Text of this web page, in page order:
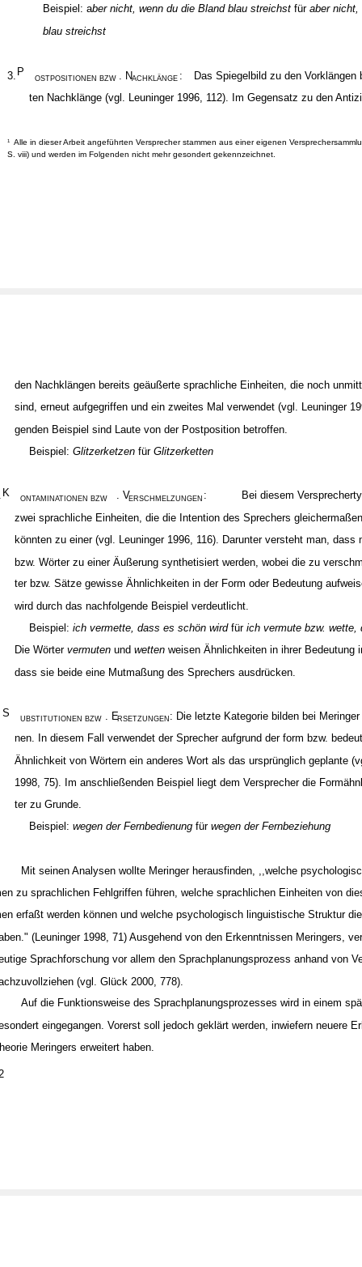
Beispiel: aber nicht, wenn du die Bland blau streichstfüraber nicht,
blau streichst
3. P
OSTPOSITIONEN BZW . NACHKLÄNGE :
Das Spiegelbild zu den Vorklängen
ten Nachklänge (vgl. Leuninger 1996, 112). Im Gegensatz zu den
1
Alle in dieser Arbeit angeführten Versprecher stammen aus einer eigenen
S. viii) und werden im Folgenden nicht mehr gesondert gekennzeichnet.
den Nachklängen bereits geäußerte sprachliche Einheiten, die noch
sind, erneut aufgegriffen und ein zweites Mal verwendet (vgl. Leuninger
genden Beispiel sind Laute von der Postposition betroffen.
Beispiel: Glitzerketzen für Glitzerketten
K
ONTAMINATIONEN BZW . VERSCHMELZUNGEN :
Bei diesem
zwei sprachliche Einheiten, die die Intention des Sprechers
könnten zu einer (vgl. Leuninger 1996, 116). Darunter versteht man, dass
bzw. Wörter zu einer Äußerung synthetisiert werden, wobei die zu
ter bzw. Sätze gewisse Ähnlichkeiten in der Form oder Bedeutung
wird durch das nachfolgende Beispiel verdeutlicht.
Beispiel: ich vermette, dass es schön wird für ich vermute bzw. wette,
Die Wörtervermutenundwettenweisen Ähnlichkeiten in ihrer Bedeutung
dass sie beide eine Mutmaßung des Sprechers ausdrücken.
S UBSTITUTIONEN BZW . ERSETZUNGEN : Die letzte Kategorie bilden bei
nen. In diesem Fall verwendet der Sprecher aufgrund der form bzw.
Ähnlichkeit von Wörtern ein anderes Wort als das ursprünglich geplante
1998, 75). Im anschließenden Beispiel liegt dem Versprecher die
ter zu Grunde.
Beispiel: wegen der Fernbedienung für wegen der Fernbeziehung
Mit seinen Analysen wollte Meringer herausfinden, ,,welche
zu sprachlichen Fehlgriffen führen, welche sprachlichen Einheiten von
erfaßt werden können und welche psychologisch linguistische Struktur
(Leuninger 1998, 71) Ausgehend von den Erkenntnissen Meringers,
Sprachforschung vor allem den Sprachplanungsprozess anhand von
(vgl. Glück 2000, 778).
Auf die Funktionsweise des Sprachplanungsprozesses wird in einem
eingegangen. Vorerst soll jedoch geklärt werden, inwiefern neuere
Meringers erweitert haben.